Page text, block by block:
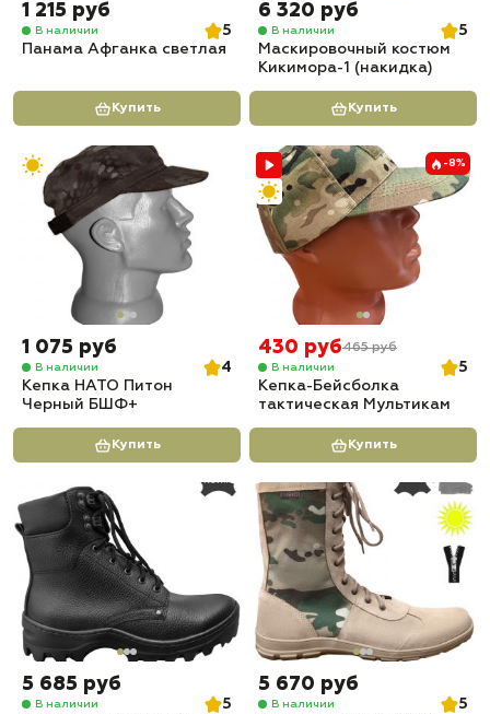
1 215 руб
В наличии
5
Панама Афганка светлая
Купить
6 320 руб
В наличии
5
Маскировочный костюм
Кикимора-1 (накидка)
Купить
1 075 руб
В наличии
4
Кепка НАТО Питон
Черный БШФ+
Купить
-8%
430 руб465 руб
В наличии
5
Кепка-Бейсболка
тактическая Мультикам
Купить
5 685 руб
В наличии
5
5 670 руб
В наличии
5